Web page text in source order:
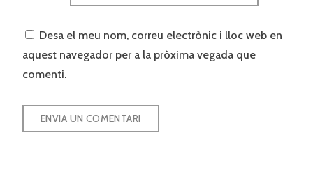
Desa el meu nom, correu electrònic i lloc web en
aquest navegador per a la pròxima vegada que
comenti.